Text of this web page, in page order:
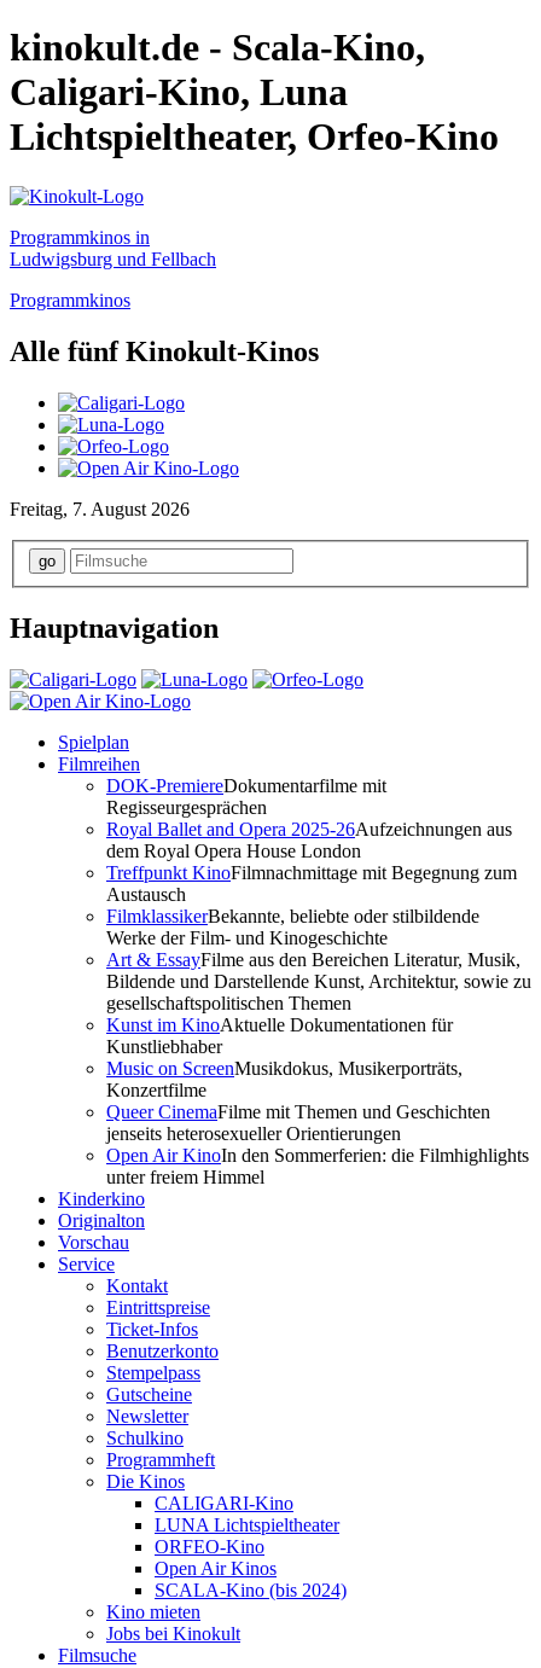
kinokult.de - Scala-Kino,
Caligari-Kino, Luna
Lichtspieltheater, Orfeo-Kino
Programmkinos in
Ludwigsburg und Fellbach
Programmkinos
Alle fünf Kinokult-Kinos
Freitag, 7. August 2026
Hauptnavigation
Spielplan
Filmreihen
DOK-PremiereDokumentarfilme mit
Regisseurgesprächen
Royal Ballet and Opera 2025-26Aufzeichnungen aus
dem Royal Opera House London
Treffpunkt KinoFilmnachmittage mit Begegnung zum
Austausch
FilmklassikerBekannte, beliebte oder stilbildende
Werke der Film- und Kinogeschichte
Art & EssayFilme aus den Bereichen Literatur, Musik,
Bildende und Darstellende Kunst, Architektur, sowie zu
gesellschaftspolitischen Themen
Kunst im KinoAktuelle Dokumentationen für
Kunstliebhaber
Music on ScreenMusikdokus, Musikerporträts,
Konzertfilme
Queer CinemaFilme mit Themen und Geschichten
jenseits heterosexueller Orientierungen
Open Air KinoIn den Sommerferien: die Filmhighlights
unter freiem Himmel
Kinderkino
Originalton
Vorschau
Service
Kontakt
Eintrittspreise
Ticket-Infos
Benutzerkonto
Stempelpass
Gutscheine
Newsletter
Schulkino
Programmheft
Die Kinos
CALIGARI-Kino
LUNA Lichtspieltheater
ORFEO-Kino
Open Air Kinos
SCALA-Kino (bis 2024)
Kino mieten
Jobs bei Kinokult
Filmsuche